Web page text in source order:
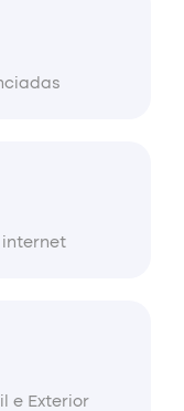
internet
e Exterior